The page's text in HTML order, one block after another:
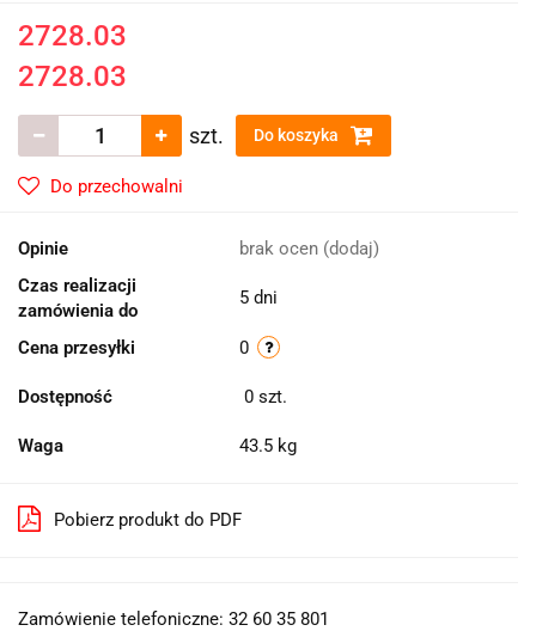
2728.03
2728.03
szt. Do koszyka
Do przechowalni
Opinie brak ocen (dodaj)
Czas realizacji
zamówienia do
5 dni
Cena przesyłki 0
Dostępność 0 szt.
Waga 43.5 kg
Pobierz produkt do PDF
Zamówienie telefoniczne: 32 60 35 801